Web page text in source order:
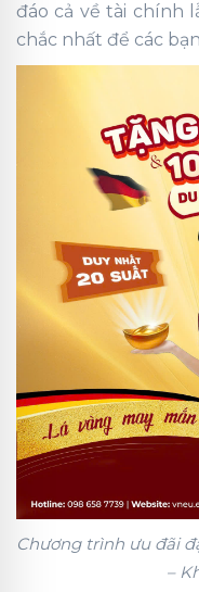
đáo cả về tài chính
chắc nhất để các
Chương trình ưu đãi
–